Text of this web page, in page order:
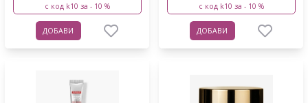
с код k10 за - 10 %
ДОБАВИ
с код k10 за - 10 %
ДОБАВИ